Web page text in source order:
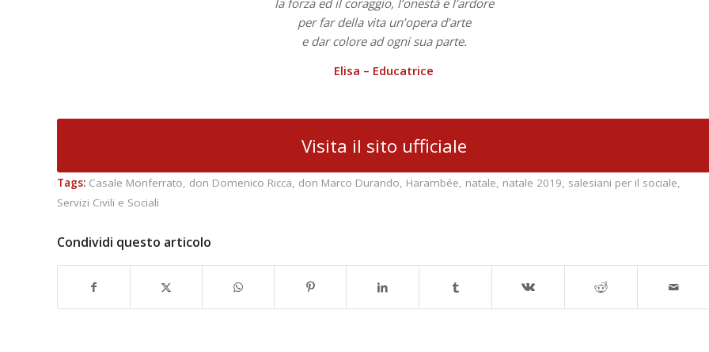
la forza ed il coraggio, l’onestà e l’ardore
per far della vita un’opera d’arte
e dar colore ad ogni sua parte.
Elisa – Educatrice
Visita il sito ufficiale
Tags: Casale Monferrato, don Domenico Ricca, don Marco Durando, Harambée, natale, natale 2019, salesiani per il sociale,
Servizi Civili e Sociali
Condividi questo articolo